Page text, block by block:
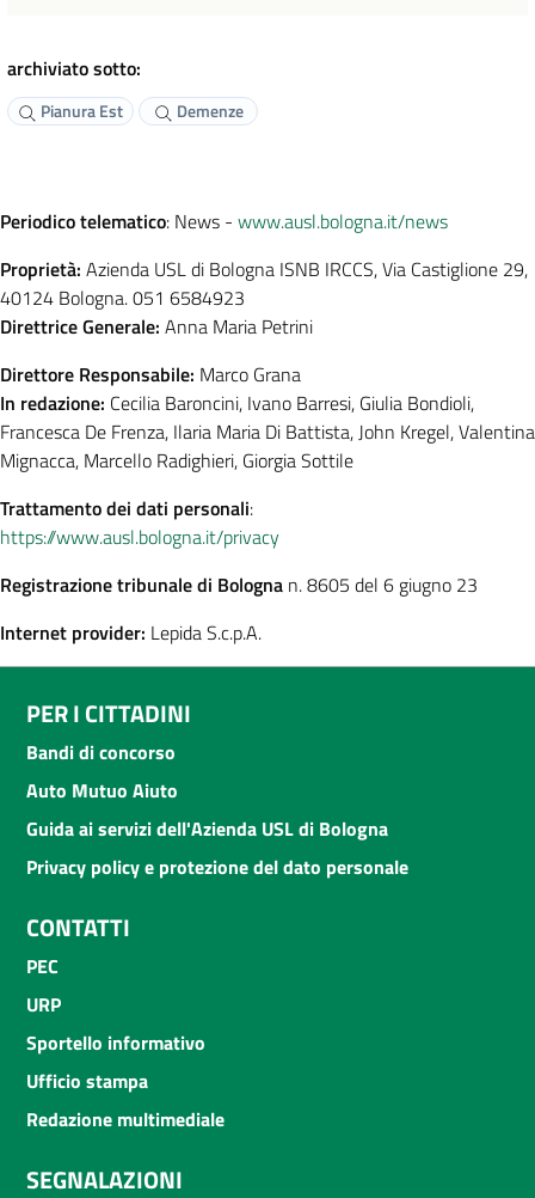
archiviato sotto:
Pianura Est Demenze
Periodico telematico: News - www.ausl.bologna.it/news
Proprietà: Azienda USL di Bologna ISNB IRCCS, Via Castiglione 29,
40124 Bologna. 051 6584923
Direttrice Generale: Anna Maria Petrini
Direttore Responsabile: Marco Grana
In redazione: Cecilia Baroncini, Ivano Barresi, Giulia Bondioli,
Francesca De Frenza, Ilaria Maria Di Battista, John Kregel, Valentina
Mignacca, Marcello Radighieri, Giorgia Sottile
Trattamento dei dati personali:
https://www.ausl.bologna.it/privacy
Registrazione tribunale di Bologna n. 8605 del 6 giugno 23
Internet provider: Lepida S.c.p.A.
PER I CITTADINI
Bandi di concorso
Auto Mutuo Aiuto
Guida ai servizi dell'Azienda USL di Bologna
Privacy policy e protezione del dato personale
CONTATTI
PEC
URP
Sportello informativo
Ufficio stampa
Redazione multimediale
SEGNALAZIONI